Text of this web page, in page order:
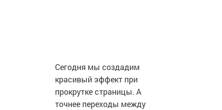
Сегодня мы создадим
красивый эффект при
прокрутке страницы. А
точнее переходы между